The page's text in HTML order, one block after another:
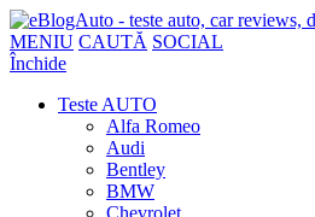
MENIU CAUTĂ SOCIAL
Închide
Teste AUTO
Alfa Romeo
Audi
Bentley
BMW
Chevrolet